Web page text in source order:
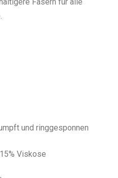
und ringgesponnen
Viskose